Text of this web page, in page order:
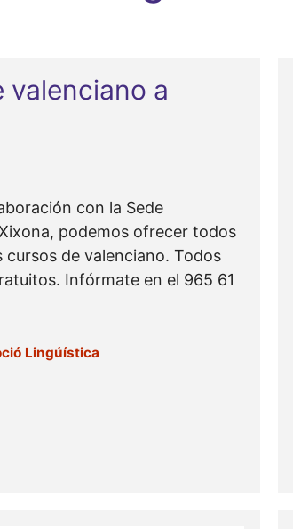
valenciano a
con la Sede
podemos ofrecer todos
cursos de valenciano. Todos
Infórmate en el 965 61
Lingúística